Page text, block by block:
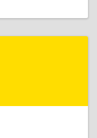
р-н,